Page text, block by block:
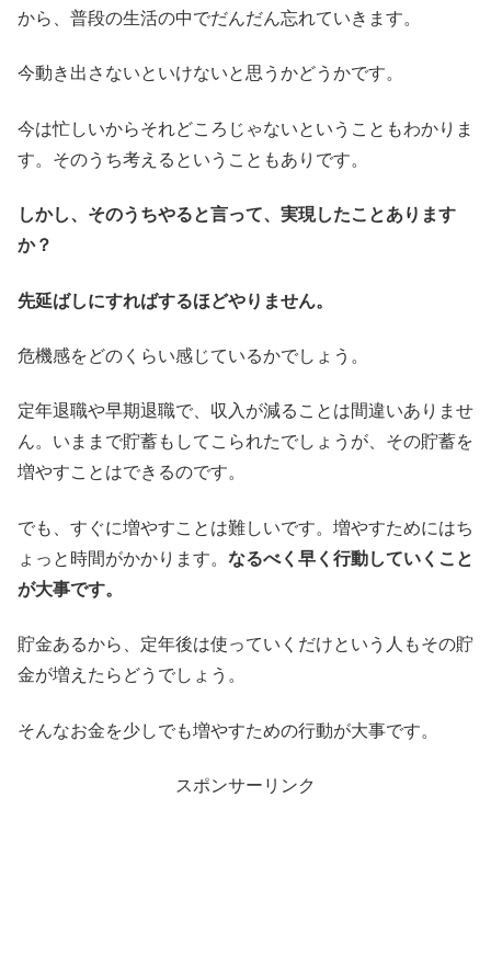
から、普段の生活の中でだんだん忘れていきます。
今動き出さないといけないと思うかどうかです。
今は忙しいからそれどころじゃないということもわかりま
す。そのうち考えるということもありです。
しかし、そのうちやると言って、実現したことあります
か？
先延ばしにすればするほどやりません。
危機感をどのくらい感じているかでしょう。
定年退職や早期退職で、収入が減ることは間違いありませ
ん。いままで貯蓄もしてこられたでしょうが、その貯蓄を
増やすことはできるのです。
でも、すぐに増やすことは難しいです。増やすためにはち
ょっと時間がかかります。 なるべく早く行動していくこと
が大事です。
貯金あるから、定年後は使っていくだけという人もその貯
金が増えたらどうでしょう。
そんなお金を少しでも増やすための行動が大事です。
スポンサーリンク